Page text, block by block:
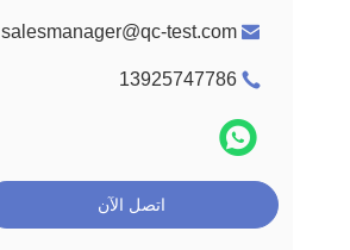
salesmanager@qc-test.com
13925747786
اتصل الآن